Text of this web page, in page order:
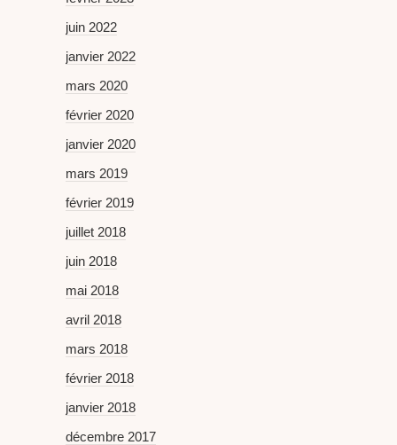
juin 2022
janvier 2022
mars 2020
février 2020
janvier 2020
mars 2019
février 2019
juillet 2018
juin 2018
mai 2018
avril 2018
mars 2018
février 2018
janvier 2018
décembre 2017